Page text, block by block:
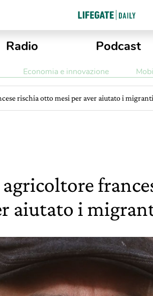
Radio Podcast
Economia e innovazione
rischia otto mesi per aver aiutato i migranti
aiutato i